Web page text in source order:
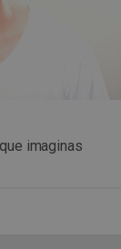
imaginas